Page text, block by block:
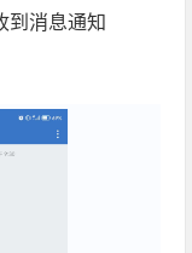
到消息通知